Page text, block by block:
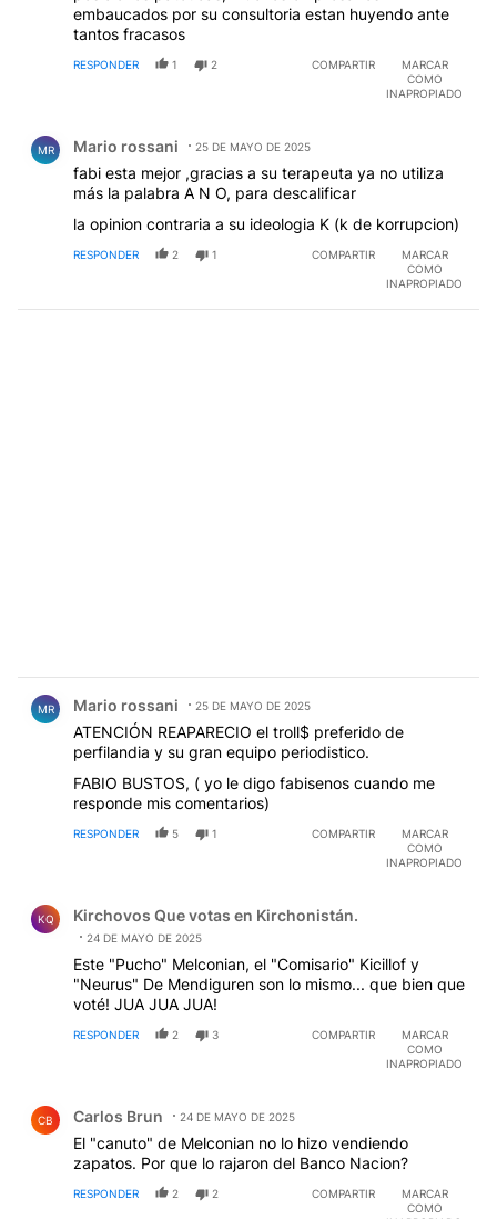
embaucados por su consultoria estan huyendo ante
tantos fracasos
RESPONDER 1 2 COMPARTIR
MARCAR
COMO
INAPROPIADO
MR Mario rossani 25 DE MAYO DE 2025
fabi esta mejor ,gracias a su terapeuta ya no utiliza
más la palabra A N O, para descalificar
la opinion contraria a su ideologia K (k de korrupcion)
RESPONDER 2 1 COMPARTIR
MARCAR
COMO
INAPROPIADO
MR Mario rossani 25 DE MAYO DE 2025
ATENCIÓN REAPARECIO el troll$ preferido de
perfilandia y su gran equipo periodistico.
FABIO BUSTOS, ( yo le digo fabisenos cuando me
responde mis comentarios)
RESPONDER 5 1 COMPARTIR
MARCAR
COMO
INAPROPIADO
KQ Kirchovos Que votas en Kirchonistán.
24 DE MAYO DE 2025
Este "Pucho" Melconian, el "Comisario" Kicillof y
"Neurus" De Mendiguren son lo mismo... que bien que
voté! JUA JUA JUA!
RESPONDER 2 3 COMPARTIR
MARCAR
COMO
INAPROPIADO
CB Carlos Brun 24 DE MAYO DE 2025
El "canuto" de Melconian no lo hizo vendiendo
zapatos. Por que lo rajaron del Banco Nacion?
RESPONDER 2 2 COMPARTIR
MARCAR
COMO